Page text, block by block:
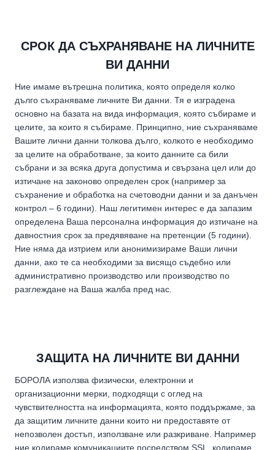
СРОК ДА СЪХРАНЯВАНЕ НА ЛИЧНИТЕ
ВИ ДАННИ
Ние имаме вътрешна политика, която определя колко
дълго съхраняваме личните Ви данни. Тя е изградена
основно на базата на вида информация, която събираме и
целите, за които я събираме. Принципно, ние съхраняваме
Вашите лични данни толкова дълго, колкото е необходимо
за целите на обработване, за които данните са били
събрани и за всяка друга допустима и свързана цел или до
изтичане на законово определен срок (например за
съхранение и обработка на счетоводни данни и за данъчен
контрол – 6 години). Наш легитимен интерес е да запазим
определена Ваша персонална информация до изтичане на
давностния срок за предявяване на претенции (5 години).
Ние няма да изтрием или анонимизираме Ваши лични
данни, ако те са необходими за висящо съдебно или
административно производство или производство по
разглеждане на Ваша жалба пред нас.
ЗАЩИТА НА ЛИЧНИТЕ ВИ ДАННИ
БОРОЛА използва физически, електронни и
организационни мерки, подходящи с оглед на
чувствителността на информацията, която поддържаме, за
да защитим личните данни които ни предоставяте от
непозволен достъп, използване или разкриване. Например
ние кодираме комуникациите посредством SSL, кодираме